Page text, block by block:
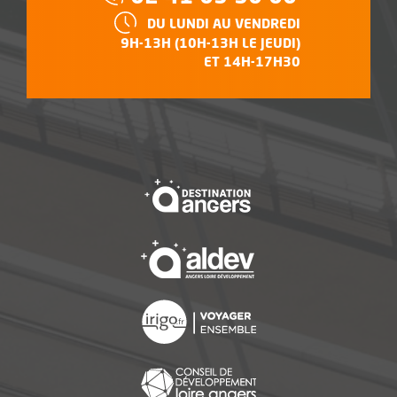
HORAIRES :
DU LUNDI AU VENDREDI
9H-13H (10H-13H LE JEUDI)
ET 14H-17H30